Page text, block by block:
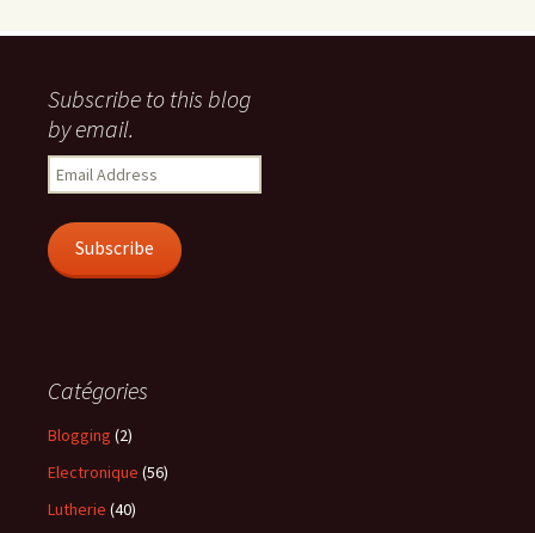
Subscribe to this blog
by email.
Email
Address
Subscribe
Catégories
Blogging (2)
Electronique (56)
Lutherie (40)